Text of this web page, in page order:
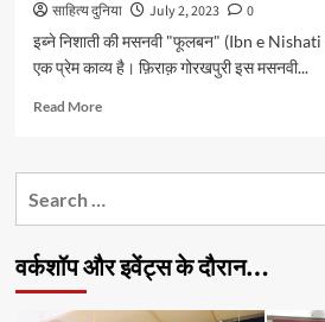
साहित्य दुनिया July 2, 2023
0
इब्ने निशाती की मसनवी "फूलबन" (Ibn e
एक प्रेम काव्य है। फ़िराक़ गोरखपुरी इस मसनवी...
Read MoreRead
फूलबन
निशाती
वर्कशॉप और इवेंट्स के दौरान…